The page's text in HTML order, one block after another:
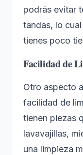
podrás evitar
tandas, lo
tienes poco
Facilidad de
Otro aspecto
facilidad de
tienen piezas
lavavajillas,
una limpieza